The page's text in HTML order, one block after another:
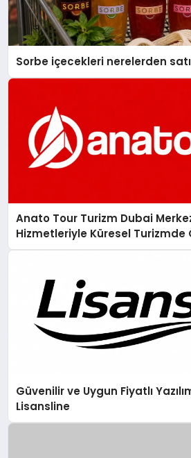
Sorbe içecekleri nerelerden
Anato Tour Turizm Dubai
Hizmetleriyle Küresel Turizmde
Güvenilir ve Uygun Fiyatlı
Lisansline